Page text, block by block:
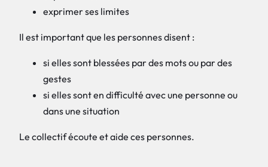
exprimer ses limites
Il est important que les personnes disent :
si elles sont blessées par des mots ou par des
gestes
si elles sont en difficulté avec une personne ou
dans une situation
Le collectif écoute et aide ces personnes.